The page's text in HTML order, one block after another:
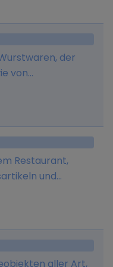
von
der
von
Restaurant,
und
aller Art,